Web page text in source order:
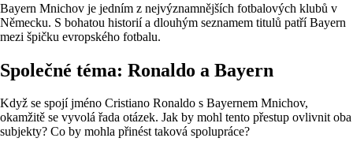
Bayern Mnichov je jedním z nejvýznamnějších fotbalových klubů v
Německu. S bohatou historií a dlouhým seznamem titulů patří Bayern
mezi špičku evropského fotbalu.
Společné téma: Ronaldo a Bayern
Když se spojí jméno Cristiano Ronaldo s Bayernem Mnichov,
okamžitě se vyvolá řada otázek. Jak by mohl tento přestup ovlivnit oba
subjekty? Co by mohla přinést taková spolupráce?